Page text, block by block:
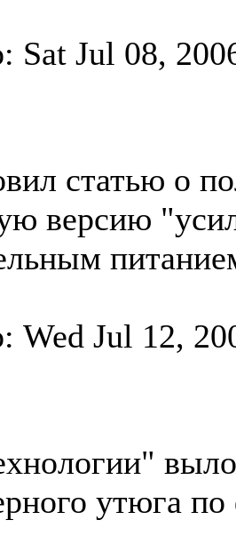
Sat Jul 08,
статью о
версию
Wed Jul 12,
утюга